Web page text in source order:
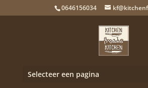
0646156034
Selecteer een pagina